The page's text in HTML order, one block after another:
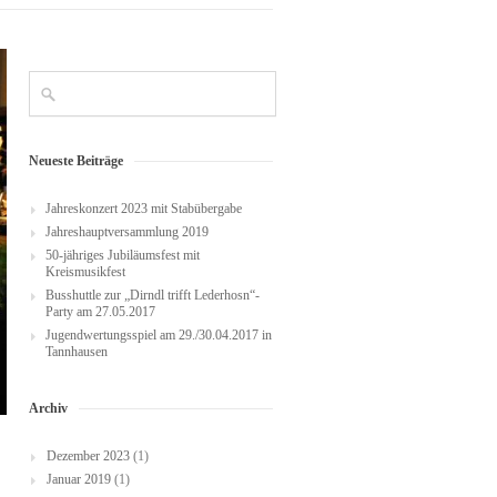
Neueste Beiträge
Jahreskonzert 2023 mit Stabübergabe
Jahreshauptversammlung 2019
50-jähriges Jubiläumsfest mit
Kreismusikfest
Busshuttle zur „Dirndl trifft Lederhosn“-
Party am 27.05.2017
Jugendwertungsspiel am 29./30.04.2017 in
Tannhausen
Archiv
Dezember 2023 (1)
Januar 2019 (1)